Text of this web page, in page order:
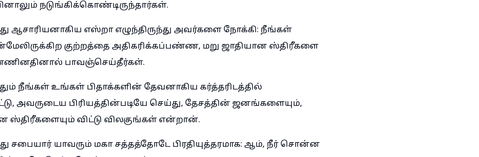
நடுங்கிக்கொண்டிருந்தார்கள்.
ஆசாரியனாகிய எஸ்றா எழுந்திருந்து அவர்களை நோக்கி: நீங்கள்
குற்றத்தை அதிகரிக்கப்பண்ண, மறு ஜாதியான ஸ்திரீகளை
பாவஞ்செய்தீர்கள்.
நீங்கள் உங்கள் பிதாக்களின் தேவனாகிய கர்த்தரிடத்தில்
அவருடைய பிரியத்தின்படியே செய்து, தேசத்தின் ஜனங்களையும்,
ஸ்திரீகளையும் விட்டு விலகுங்கள் என்றான்.
சபையார் யாவரும் மகா சத்தத்தோடே பிரதியுத்தரமாக: ஆம், நீர் சொன்ன